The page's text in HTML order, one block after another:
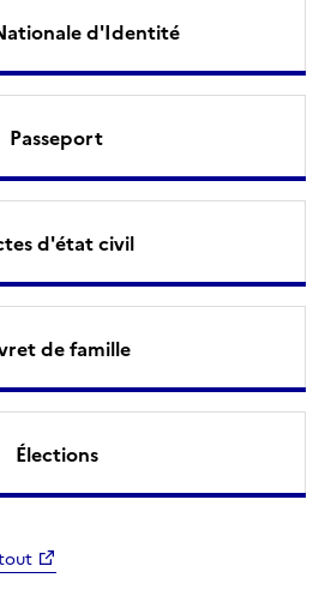
d'Identité
Passeport
d'état civil
de famille
Élections